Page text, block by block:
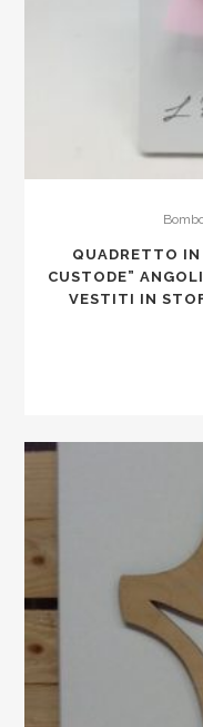
QUADRETTO IN
CUSTODE”
VESTITI IN